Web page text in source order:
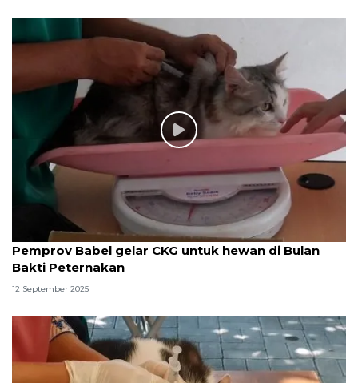
Pemprov Babel gelar CKG untuk hewan di Bulan
Bakti Peternakan
12 September 2025